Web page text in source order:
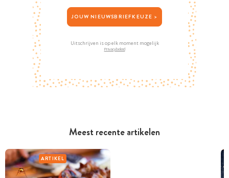
Meest recente artikelen
ARTIKEL
JOUW NIEUWSBRIEFKEUZE >
Uitschrijven is op elk moment mogelijk
Privacybeleid